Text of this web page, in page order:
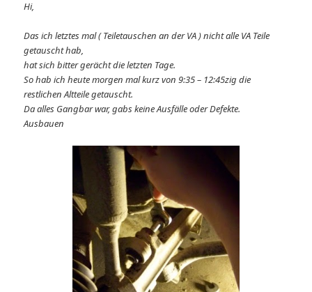
Hi,
Das ich letztes mal ( Teiletauschen an der VA ) nicht alle VA Teile
getauscht hab,
hat sich bitter gerächt die letzten Tage.
So hab ich heute morgen mal kurz von 9:35 – 12:45zig die
restlichen Altteile getauscht.
Da alles Gangbar war, gabs keine Ausfälle oder Defekte.
Ausbauen